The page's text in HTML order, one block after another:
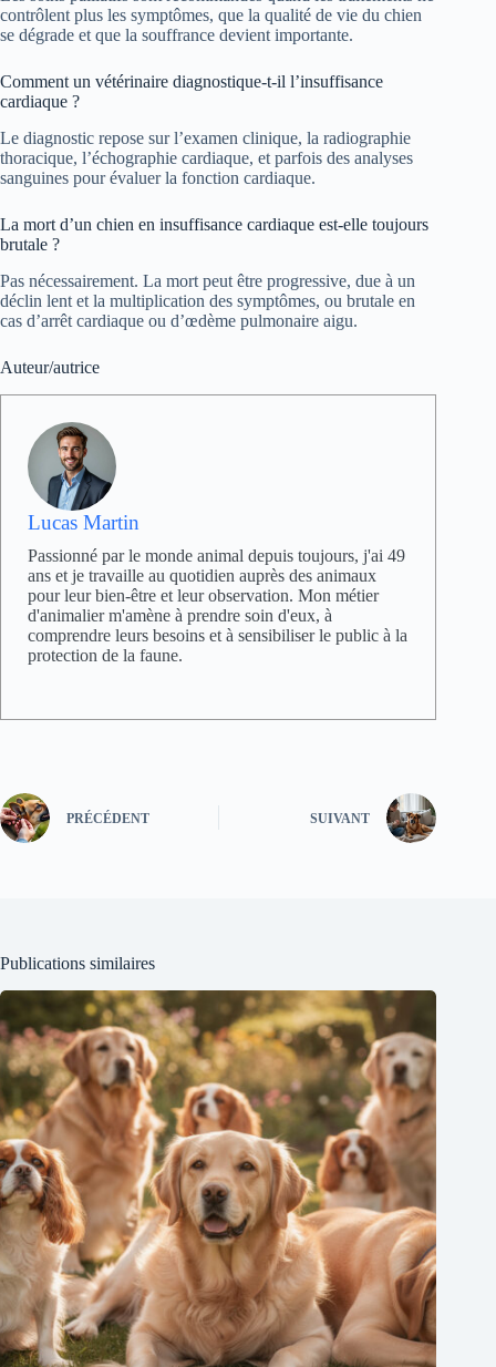
contrôlent plus les symptômes, que la qualité de vie du chien
se dégrade et que la souffrance devient importante.
Comment un vétérinaire diagnostique-t-il l’insuffisance
cardiaque ?
Le diagnostic repose sur l’examen clinique, la radiographie
thoracique, l’échographie cardiaque, et parfois des analyses
sanguines pour évaluer la fonction cardiaque.
La mort d’un chien en insuffisance cardiaque est-elle toujours
brutale ?
Pas nécessairement. La mort peut être progressive, due à un
déclin lent et la multiplication des symptômes, ou brutale en
cas d’arrêt cardiaque ou d’œdème pulmonaire aigu.
Auteur/autrice
Lucas Martin
Passionné par le monde animal depuis toujours, j'ai 49
ans et je travaille au quotidien auprès des animaux
pour leur bien-être et leur observation. Mon métier
d'animalier m'amène à prendre soin d'eux, à
comprendre leurs besoins et à sensibiliser le public à la
protection de la faune.
PRÉCÉDENT SUIVANT
Publications similaires